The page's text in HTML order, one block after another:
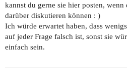
kannst du gerne sie hier posten,
darüber diskutieren können : )
Ich würde erwartet haben, dass
auf jeder Frage falsch ist, sonst sie
einfach sein.